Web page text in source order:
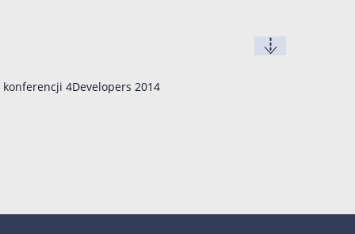
konferencji 4Developers 2014